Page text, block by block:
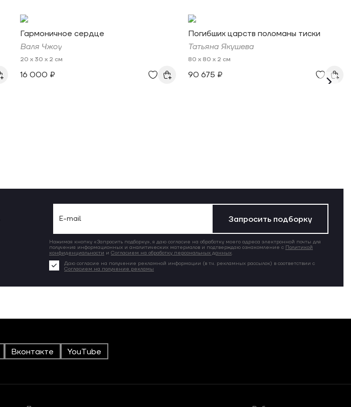
Гармоничное сердце
Валя Чжоу
20 x 30 x 2 см
16 000 ₽
Погибших царств поломаны тиски
Татьяна Якушева
80 x 80 x 2 см
90 675 ₽
Запросить подборку
Нажимая кнопку «Запросить подборку», я даю согласие на обработку моего адреса электронной почты для
получения информационных и аналитических материалов и подтверждаю ознакомление с Политикой
конфиденциальности и Согласием на обработку персональных данных.
Даю согласие на получение рекламной информации (в т.ч. рекламных рассылок) в соответствии с
Согласием на получение рекламы
Вконтакте YouTube